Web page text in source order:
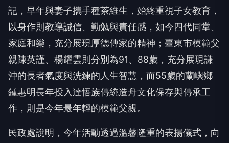
記，早年與妻子攜手種茶維生，始終重視子女教育，
以身作則教導誠信、勤勉與責任感，如今四代同堂、
家庭和樂，充分展現厚德傳家的精神；臺東市模範父
親陳英謹、楊耀雲則分別為91、88歲，充分展現謙
沖的長者氣度與洗鍊的人生智慧，而55歲的蘭嶼鄉
鍾惠明長年投入達悟族傳統造舟文化保存與傳承工
作，則是今年最年輕的模範父親。
民政處說明，今年活動透過溫馨隆重的表揚儀式，向